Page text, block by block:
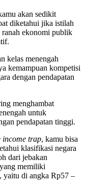
akan sedikit
diketahui jika istilah
ranah ekonomi publik
kelas menengah
kemampuan kompetisi
dengan pendapatan
menghambat
untuk
pendapatan tinggi.
income trap, kamu bisa
klasifikasi negara
dari jebakan
memiliki
yaitu di angka Rp57 –